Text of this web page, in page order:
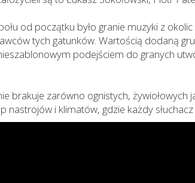
od początku było granie muzyki z
tych gatunków. Wartością dodaną
podejściem do granych
brakuje zarówno ognistych, żywiołowych
nastrojów i klimatów, gdzie każdy